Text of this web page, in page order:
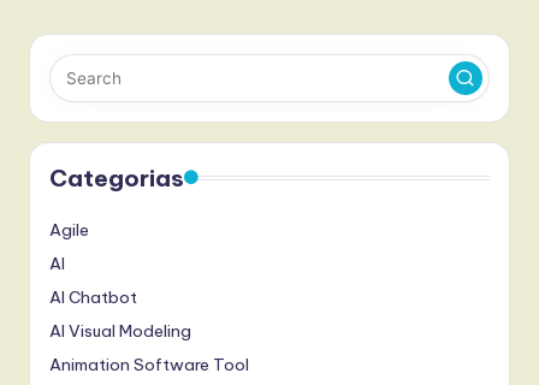
Categorias
Agile
AI
AI Chatbot
AI Visual Modeling
Animation Software Tool